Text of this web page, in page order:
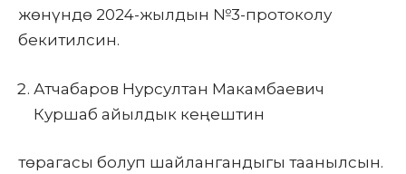
жөнүндө 2024-жылдын №3-протоколу
бекитилсин.
Атчабаров Нурсултан Макамбаевич
Куршаб айылдык кеңештин
төрагасы болуп шайлангандыгы таанылсын.